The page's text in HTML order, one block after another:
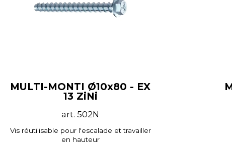
MULTI-MONTI Ø10x80 - EX
13 ZiNi
art. 502N
Vis réutilisable pour l'escalade et travailler
en hauteur